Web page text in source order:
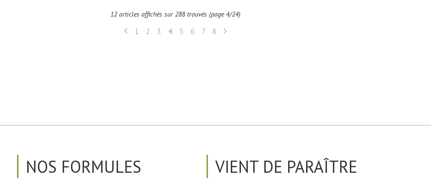
12 articles affichés sur 288 trouvés (page 4/24)
1 2 3 4 5 6 7 8
NOS FORMULES VIENT DE PARAÎTRE